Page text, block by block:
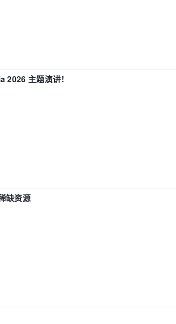
主题演讲！
缺资源